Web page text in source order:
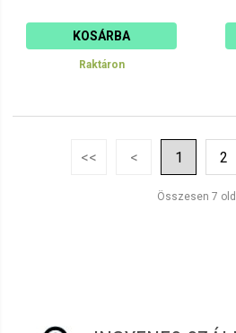
KOSÁRBA
Raktáron
<< < 1 2
Összesen 7